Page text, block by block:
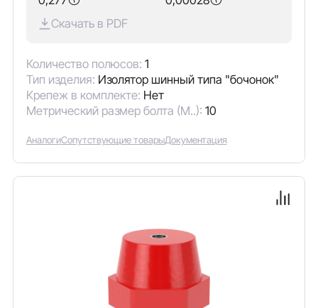
Скачать в PDF
Количество полюсов: 1
Тип изделия: Изолятор шинный типа "бочонок"
Крепеж в комплекте: Нет
Метрический размер болта (М..): 10
АналогиСопутствующие товарыДокументация